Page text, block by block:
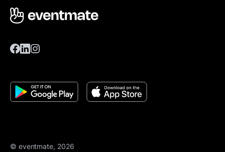
© eventmate, 2026